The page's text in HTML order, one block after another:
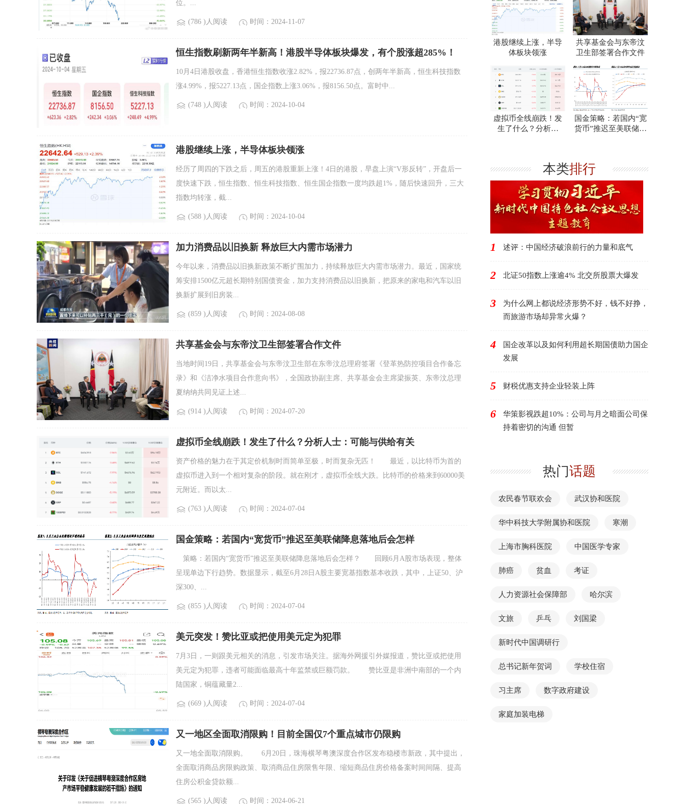
位。...
(786 )人阅读 时间：2024-11-07
恒生指数刷新两年半新高！港股半导体板块爆发，有个股涨超285%！
10月4日港股收盘，香港恒生指数收涨2.82%，报22736.87点，创两年半新高，恒生科技指数
涨4.99%，报5227.13点，国企指数上涨3.06%，报8156.50点。富时中...
(748 )人阅读 时间：2024-10-04
港股继续上涨，半导体板块领涨
经历了周四的下跌之后，周五的港股重新上涨！4日的港股，早盘上演“V形反转”，开盘后一
度快速下跌，恒生指数、恒生科技指数、恒生国企指数一度均跌超1%，随后快速回升，三大
指数均转涨，截...
(588 )人阅读 时间：2024-10-04
加力消费品以旧换新 释放巨大内需市场潜力
今年以来，消费品以旧换新政策不断扩围加力，持续释放巨大内需市场潜力。最近，国家统
筹安排1500亿元超长期特别国债资金，加力支持消费品以旧换新，把原来的家电和汽车以旧
换新扩展到旧房装...
(859 )人阅读 时间：2024-08-08
共享基金会与东帝汶卫生部签署合作文件
当地时间19日，共享基金会与东帝汶卫生部在东帝汶总理府签署《登革热防控项目合作备忘
录》和《洁净水项目合作意向书》，全国政协副主席、共享基金会主席梁振英、东帝汶总理
夏纳纳共同见证上述...
(914 )人阅读 时间：2024-07-20
虚拟币全线崩跌！发生了什么？分析人士：可能与供给有关
资产价格的魅力在于其定价机制时而简单至极，时而复杂无匹！ 最近，以比特币为首的
虚拟币进入到一个相对复杂的阶段。就在刚才，虚拟币全线大跌。比特币的价格来到60000美
元附近。而以太...
(763 )人阅读 时间：2024-07-04
国金策略：若国内“宽货币”推迟至美联储降息落地后会怎样
策略：若国内“宽货币”推迟至美联储降息落地后会怎样？ 回顾6月A股市场表现，整体
呈现单边下行趋势。数据显示，截至6月28日A股主要宽基指数基本收跌，其中，上证50、沪
深300、...
(855 )人阅读 时间：2024-07-04
美元突发！赞比亚或把使用美元定为犯罪
7月3日，一则跟美元相关的消息，引发市场关注。据海外网援引外媒报道，赞比亚或把使用
美元定为犯罪，违者可能面临最高十年监禁或巨额罚款。 赞比亚是非洲中南部的一个内
陆国家，铜蕴藏量2...
(669 )人阅读 时间：2024-07-04
又一地区全面取消限购！目前全国仅7个重点城市仍限购
又一地全面取消限购。 6月20日，珠海横琴粤澳深度合作区发布稳楼市新政，其中提出，
全面取消商品房限购政策、取消商品住房限售年限、缩短商品住房价格备案时间间隔、提高
住房公积金贷款额...
(565 )人阅读 时间：2024-06-21
港股继续上涨，半导
体板块领涨
共享基金会与东帝汶
卫生部签署合作文件
虚拟币全线崩跌！发
生了什么？分析人
国金策略：若国内“宽
货币”推迟至美联储降
本类排行
1 述评：中国经济破浪前行的力量和底气
2 北证50指数上涨逾4% 北交所股票大爆发
3
为什么网上都说经济形势不好，钱不好挣，
而旅游市场却异常火爆？
4
国企改革以及如何利用超长期国债助力国企
发展
5 财税优惠支持企业轻装上阵
6
华策影视跌超10%：公司与月之暗面公司保
持着密切的沟通 但暂
热门话题
农民春节联欢会 武汉协和医院
华中科技大学附属协和医院 寒潮
上海市胸科医院 中国医学专家
肺癌 贫血 考证
人力资源社会保障部 哈尔滨
文旅 乒乓 刘国梁
新时代中国调研行
总书记新年贺词 学校住宿
习主席 数字政府建设
家庭加装电梯